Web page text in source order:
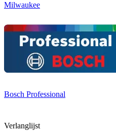
Milwaukee
Bosch Professional
Verlanglijst